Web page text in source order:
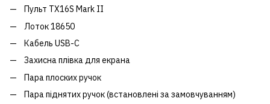
Пульт TX16S Mark II
Лоток 18650
Кабель USB-C
Захисна плівка для екрана
Пара плоских ручок
Пара піднятих ручок (встановлені за замовчуванням)